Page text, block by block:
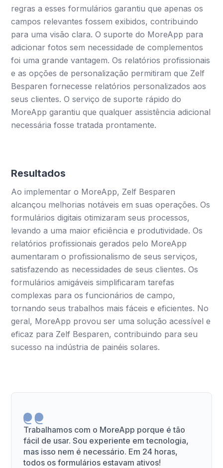
regras a esses formulários garantiu que apenas os
campos relevantes fossem exibidos, contribuindo
para uma visão clara. O suporte do MoreApp para
adicionar fotos sem necessidade de complementos
foi uma grande vantagem. Os relatórios profissionais
e as opções de personalização permitiram que Zelf
Besparen fornecesse relatórios personalizados aos
seus clientes. O serviço de suporte rápido do
MoreApp garantiu que qualquer assistência adicional
necessária fosse tratada prontamente.
Resultados
Ao implementar o MoreApp, Zelf Besparen
alcançou melhorias notáveis em suas operações. Os
formulários digitais otimizaram seus processos,
levando a uma maior eficiência e produtividade. Os
relatórios profissionais gerados pelo MoreApp
aumentaram o profissionalismo de seus serviços,
satisfazendo as necessidades de seus clientes. Os
formulários amigáveis simplificaram tarefas
complexas para os funcionários de campo,
tornando seus trabalhos mais fáceis e eficientes. No
geral, MoreApp provou ser uma solução acessível e
eficaz para Zelf Besparen, contribuindo para seu
sucesso na indústria de painéis solares.
Trabalhamos com o MoreApp porque é tão
fácil de usar. Sou experiente em tecnologia,
mas isso nem é necessário. Em 24 horas,
todos os formulários estavam ativos!